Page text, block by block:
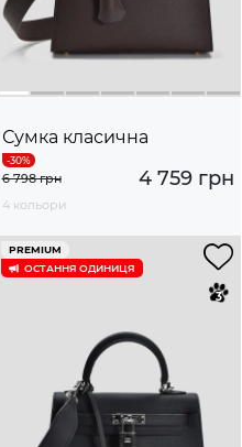
Сумка класична
4 759 грн
6 798 грн
4 кольори
PREMIUM
ОСТАННЯ ОДИНИЦЯ